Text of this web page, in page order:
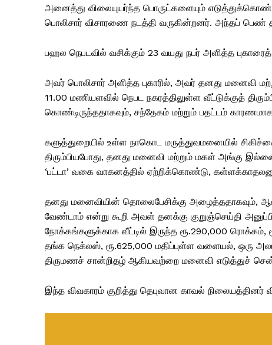
அனைத்து விலையுயர்ந்த பொருட்களையும்
பொலிசார் விசாரணை நடத்தி வருகின்றனர். அந்தப்
பஹல நெபடவில் வசிக்கும் 23 வயது நபர் அளித்த
அவர் பொலிசார் அளித்த புகாரில், அவர் தனது மனைவி
11.00 மணியளவில் நெபட நகரத்திலுள்ள வீட்டுக்குத்
கொண்டிருந்ததாகவும், சந்தேகம் மற்றும் பதட்டம் காரணமாக
களுத்துறையில் உள்ள நாகொட மருத்துவமனையில்
திரும்பியபோது, ​​தனது மனைவி மற்றும் மகள் அங்கு
‘பட்டா’ வகை வாகனத்தில் ஏற்றிக்கொண்டு,
தனது மனைவியின் தொலைபேசிக்கு அழைத்ததாகவும்,
வேண்டாம் என்று கூறி அவள் தனக்கு குறுஞ்செய்தி
நோக்கங்களுக்காக வீட்டில் இருந்த ரூ.290,000 ரொக்கம்,
தங்க நெக்லஸ், ரூ.625,000 மதிப்புள்ள வளையல், ஒரு
திருமணச் சான்றிதழ் ஆகியவற்றை மனைவி எடுத்துச்
இந்த விவகாரம் குறித்து தெபுவான காவல்